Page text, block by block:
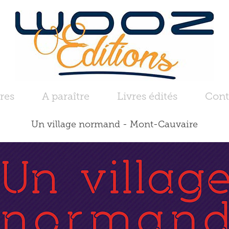
A paraître Livres édités
Un village normand - Mont-Cauvaire